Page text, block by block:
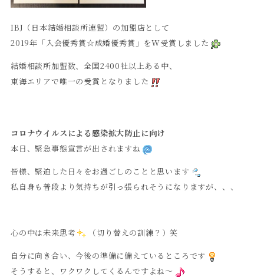
IBJ（日本結婚相談所連盟）の加盟店として
2019年「入会優秀賞☆成婚優秀賞」をW受賞しました
結婚相談所加盟数、全国2400社以上ある中、
東海エリアで唯一の受賞となりました
コロナウイルスによる感染拡大防止に向け
本日、緊急事態宣言が出されますね
皆様、緊迫した日々をお過ごしのことと思います
私自身も普段より気持ちが引っ張られそうになりますが、、、
心の中は未来思考 （切り替えの訓練？）笑
自分に向き合い、今後の準備に備えているところです
そうすると、ワクワクしてくるんですよね～